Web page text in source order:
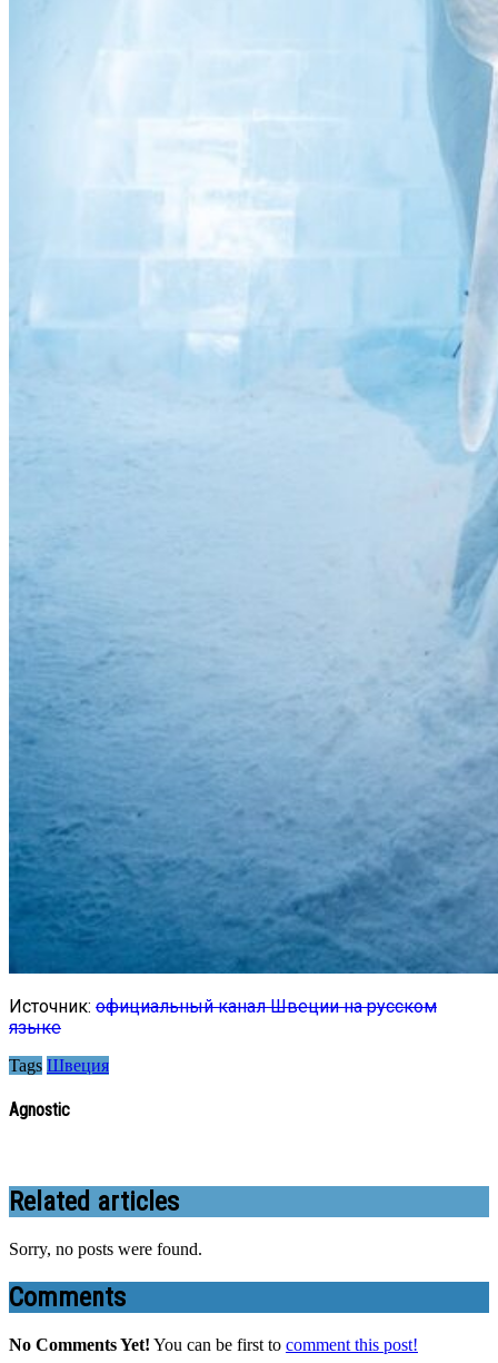
Источник: официальный канал Швеции на русском
языке
Tags Швеция
Agnostic
Related articles
Sorry, no posts were found.
Comments
No Comments Yet! You can be first to comment this post!